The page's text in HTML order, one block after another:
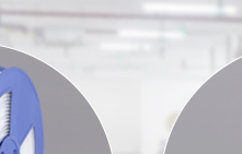
宏康优势 公司新闻
技术知识